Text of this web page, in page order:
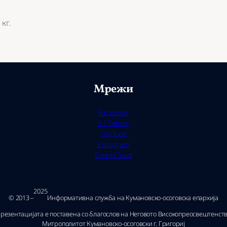
Мрежи
Facebook
X / Twitter
YouTube
Instagram
SoundCloud
© 2013 –
2025
Ин­фор­ма­тив­на служ­ба на Ку­ма­нов­ско-осо­гов­ска епар­хи­ја
е поставена со благослов на Неговото
Митрополитот Кумановско-осоговски г. Григориј